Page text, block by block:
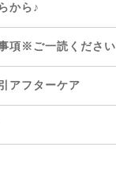
から♪
項※ご一読ください
アフターケア